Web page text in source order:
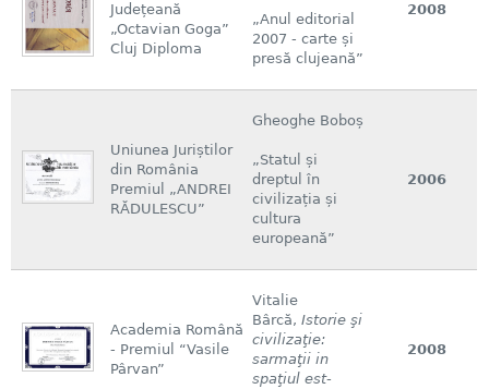
Județeană
„Octavian Goga”
Cluj Diploma
„Anul editorial
2007 - carte și
presă clujeană”
2008
Uniunea Juriștilor
din România
Premiul „ANDREI
RĂDULESCU”
Gheoghe Boboș
„Statul și
dreptul în
civilizația și
cultura
europeană”
2006
Academia Română
- Premiul “Vasile
Pârvan”
Vitalie
Bârcă, Istorie şi
civilizaţie:
sarmaţii in
spaţiul est-
2008